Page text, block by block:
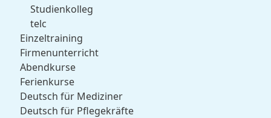
Studienkolleg
telc
Einzeltraining
Firmenunterricht
Abendkurse
Ferienkurse
Deutsch für Mediziner
Deutsch für Pflegekräfte